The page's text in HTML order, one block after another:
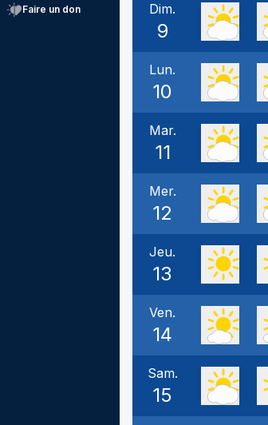
Faire un don Dim.
9
Lun.
10
Mar.
11
Mer.
12
Jeu.
13
Ven.
14
Sam.
15